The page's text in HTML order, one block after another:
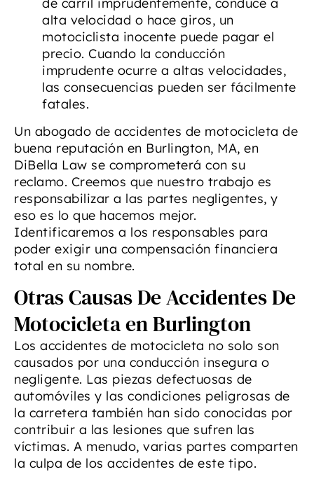
alta velocidad o hace giros, un
motociclista inocente puede pagar el
precio. Cuando la conducción
imprudente ocurre a altas velocidades,
las consecuencias pueden ser fácilmente
fatales.
Un abogado de accidentes de motocicleta de
buena reputación en Burlington, MA, en
DiBella Law se comprometerá con su
reclamo. Creemos que nuestro trabajo es
responsabilizar a las partes negligentes, y
eso es lo que hacemos mejor.
Identificaremos a los responsables para
poder exigir una compensación financiera
total en su nombre.
Otras Causas De Accidentes De
Motocicleta en Burlington
Los accidentes de motocicleta no solo son
causados ​​por una conducción insegura o
negligente. Las piezas defectuosas de
automóviles y las condiciones peligrosas de
la carretera también han sido conocidas por
contribuir a las lesiones que sufren las
víctimas. A menudo, varias partes comparten
la culpa de los accidentes de este tipo.